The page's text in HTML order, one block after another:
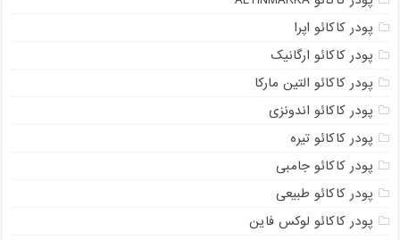
پودر کاکائو اپرا
پودر کاکائو ارگانیک
پودر کاکائو التین مارکا
پودر کاکائو اندونزی
پودر کاکائو تیره
پودر کاکائو جامبی
پودر کاکائو طبیعی
پودر کاکائو لوکس فاین